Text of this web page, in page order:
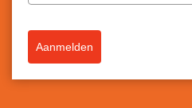
Aanmelden